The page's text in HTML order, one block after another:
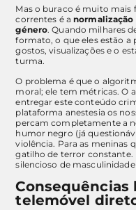
Mas o buraco é muito mais
correntes é anormalização
género. Quando milhares
formato, o que eles estão a
gostos, visualizações e o
turma.
O problema é que o
moral; ele tem métricas. O
entregar este conteúdo
plataforma anestesia os
percam completamente a
humor negro (já
violência. Para as meninas
gatilho de terror constante.
silencioso de
Consequências
telemóvel